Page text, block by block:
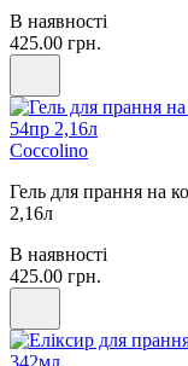
В наявності
425.00 грн.
Coccolino
Гель для прання на
2,16л
В наявності
425.00 грн.